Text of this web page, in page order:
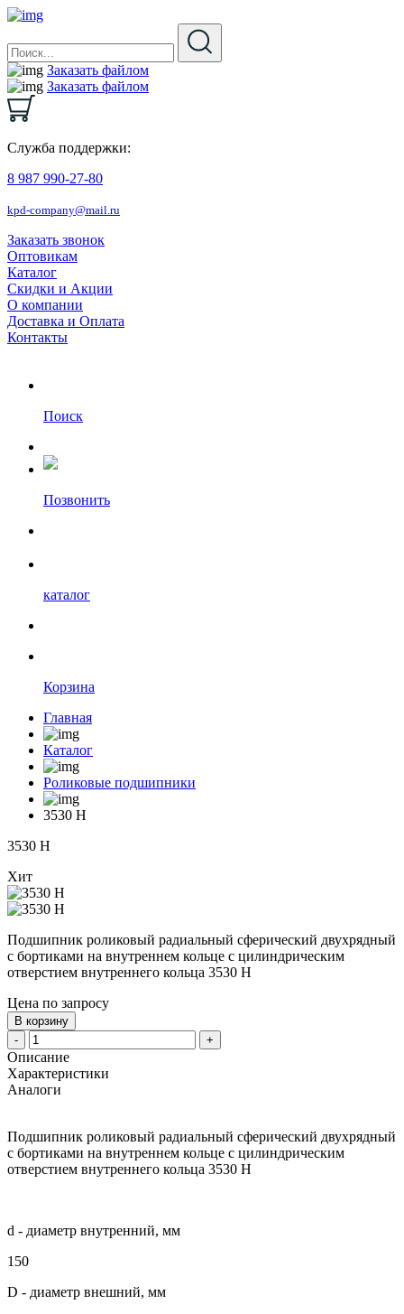
Заказать файлом
Заказать файлом
Служба поддержки:
8 987 990-27-80
kpd-company@mail.ru
Заказать звонок
Оптовикам
Каталог
Скидки и Акции
О компании
Доставка и Оплата
Контакты
Поиск
Позвонить
каталог
Корзина
Главная
Каталог
Роликовые подшипники
3530 Н
3530 Н
Хит
Подшипник роликовый радиальный сферический двухрядный
с бортиками на внутреннем кольце с цилиндрическим
отверстием внутреннего кольца 3530 Н
Цена по запросу
В корзину
-
+
Описание
Характеристики
Аналоги
Подшипник роликовый радиальный сферический двухрядный
с бортиками на внутреннем кольце с цилиндрическим
отверстием внутреннего кольца 3530 Н
d - диаметр внутренний, мм
150
D - диаметр внешний, мм